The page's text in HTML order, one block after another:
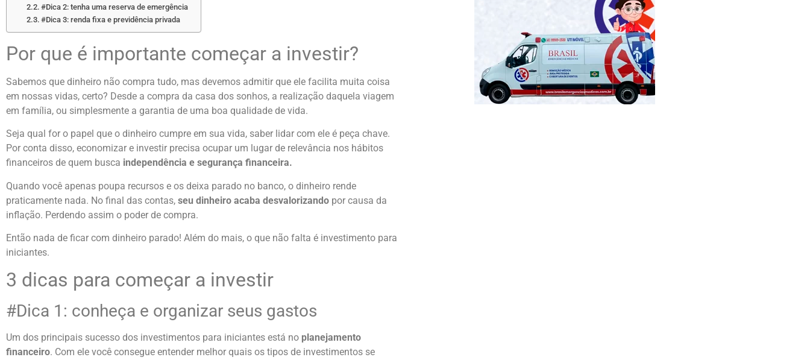
#Dica 2: tenha uma reserva de emergência
#Dica 3: renda fixa e previdência privada
Por que é importante começar a investir?
Sabemos que dinheiro não compra tudo, mas devemos admitir que ele facilita muita coisa
em nossas vidas, certo? Desde a compra da casa dos sonhos, a realização daquela viagem
em família, ou simplesmente a garantia de uma boa qualidade de vida.
Seja qual for o papel que o dinheiro cumpre em sua vida, saber lidar com ele é peça chave.
Por conta disso, economizar e investir precisa ocupar um lugar de relevância nos hábitos
financeiros de quem busca independência e segurança financeira.
Quando você apenas poupa recursos e os deixa parado no banco, o dinheiro rende
praticamente nada. No final das contas, seu dinheiro acaba desvalorizando por causa da
inflação. Perdendo assim o poder de compra.
Então nada de ficar com dinheiro parado! Além do mais, o que não falta é investimento para
iniciantes.
3 dicas para começar a investir
#Dica 1: conheça e organizar seus gastos
Um dos principais sucesso dos investimentos para iniciantes está no planejamento
financeiro. Com ele você consegue entender melhor quais os tipos de investimentos se